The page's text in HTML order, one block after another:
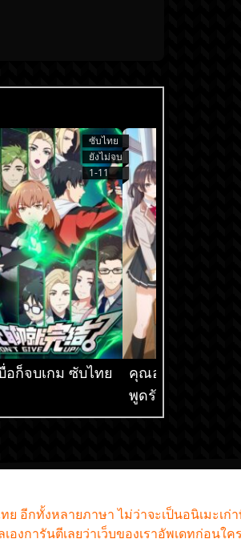
ซับไทย
ยังไม่จบ
1-11
อก็จบเกม ซับไทย
คุณอาเรียโต๊ะข้างๆ
พูดรัสเซียหวานใส่
หัวใจจะวาย ซับไท
อีกทั้งหลายภาษา ไม่ว่าจะเป็นอนิเมะเก่
การันตีเลยว่าเว็บของเราอัพเดทก่อนใค